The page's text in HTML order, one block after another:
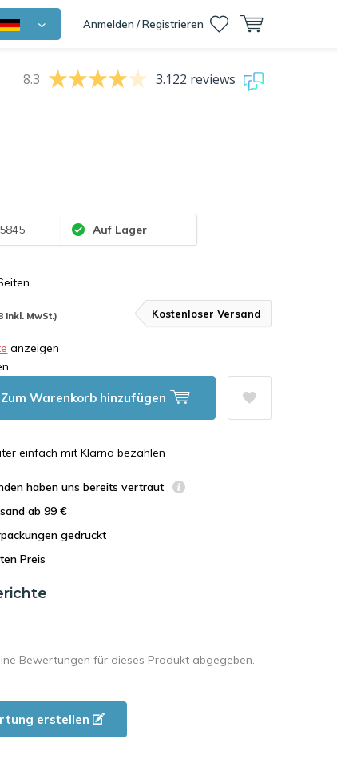
Anmelden / Registrieren
8.3 3.122 reviews
Auf Lager
Inkl. MwSt.) Kostenloser Versand
anzeigen
Zum Warenkorb hinzufügen
einfach mit Klarna bezahlen
haben uns bereits vertraut
ab 99 €
gedruckt
Preis
Bewertungen für dieses Produkt abgegeben.
erstellen